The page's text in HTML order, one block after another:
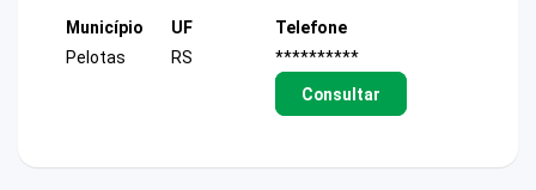
Município
Pelotas
UF
RS
Telefone
**********
Consultar